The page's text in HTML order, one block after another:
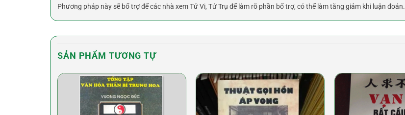
Phương pháp này sẽ bổ trợ để các nhà xem Tử Vi, Tứ Trụ để làm rõ phần bổ trợ, có thể làm tăng giảm khi luận đoán.
SẢN PHẨM TƯƠNG TỰ